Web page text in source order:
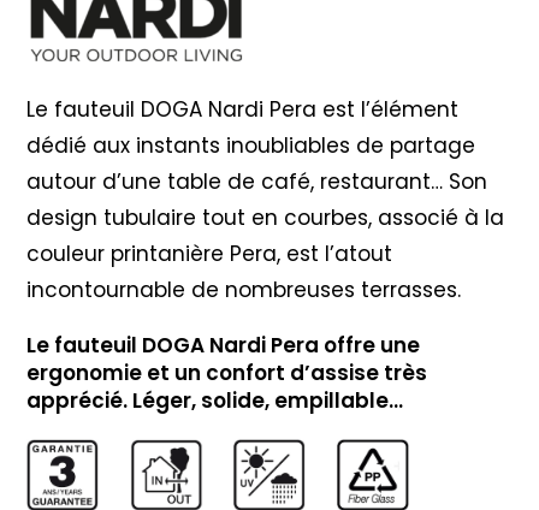
Le fauteuil DOGA Nardi Pera est l’élément
dédié aux instants inoubliables de partage
autour d’une table de café, restaurant… Son
design tubulaire tout en courbes, associé à la
couleur printanière Pera, est l’atout
incontournable de nombreuses terrasses.
Le fauteuil DOGA Nardi Pera offre une
ergonomie et un confort d’assise très
apprécié. Léger, solide, empillable…